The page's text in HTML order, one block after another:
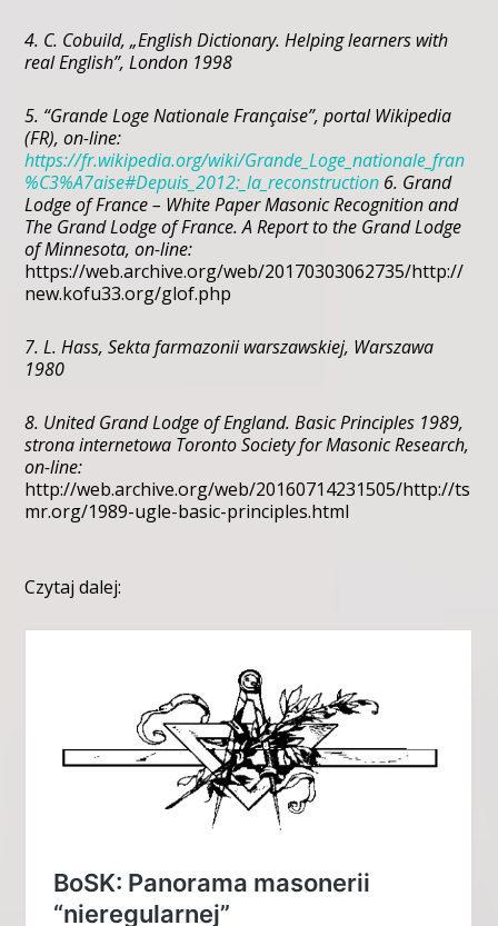
4. C. Cobuild, „English Dictionary. Helping learners with
real English”, London 1998
5. “Grande Loge Nationale Française”, portal Wikipedia
(FR), on-line:
https://fr.wikipedia.org/wiki/Grande_Loge_nationale_fran
%C3%A7aise#Depuis_2012:_la_reconstruction 6. Grand
Lodge of France – White Paper Masonic Recognition and
The Grand Lodge of France. A Report to the Grand Lodge
of Minnesota, on-line:
https://web.archive.org/web/20170303062735/http://
new.kofu33.org/glof.php
7. L. Hass, Sekta farmazonii warszawskiej, Warszawa
1980
8. United Grand Lodge of England. Basic Principles 1989,
strona internetowa Toronto Society for Masonic Research,
on-line:
http://web.archive.org/web/20160714231505/http://ts
mr.org/1989-ugle-basic-principles.html
Czytaj dalej: